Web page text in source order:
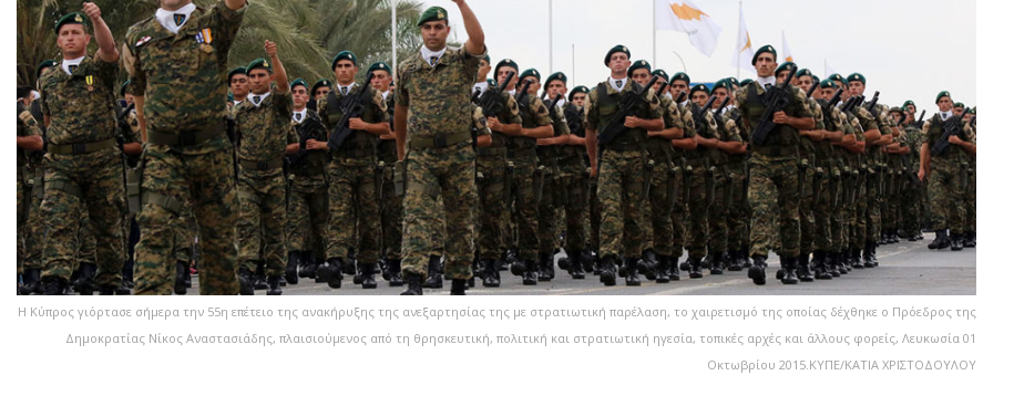
Η Κύπρος γιόρτασε σήμερα την 55η επέτειο της ανακήρυξης της ανεξαρτησίας της με στρατιωτική παρέλαση, το χαιρετισμό της οποίας δέχθηκε ο Πρόεδρος της
Δημοκρατίας Νίκος Αναστασιάδης, πλαισιούμενος από τη θρησκευτική, πολιτική και στρατιωτική ηγεσία, τοπικές αρχές και άλλους φορείς, Λευκωσία 01
Οκτωβρίου 2015.ΚΥΠΕ/ΚΑΤΙΑ ΧΡΙΣΤΟΔΟΥΛΟΥ